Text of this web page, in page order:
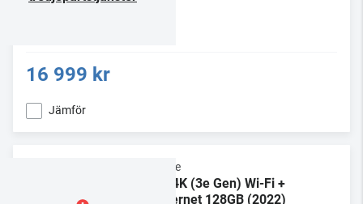
16 999 kr
Jämför
Apple
TV 4K (3e Gen) Wi-Fi +
Ethernet 128GB (2022)